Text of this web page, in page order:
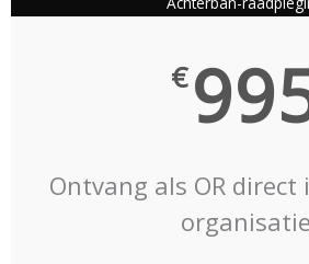
€
Ontvang als OR direct
organisatie